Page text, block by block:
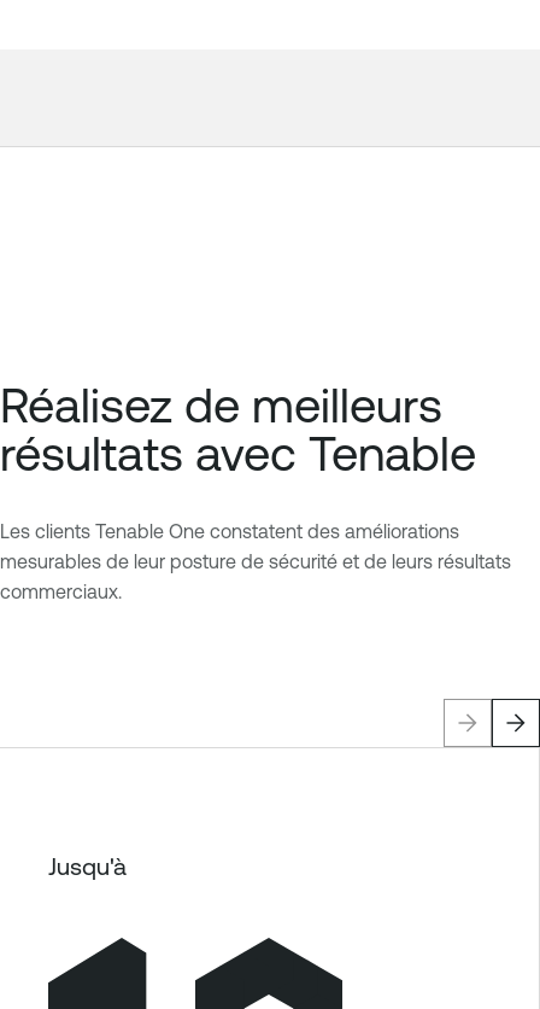
Réalisez de meilleurs
résultats avec Tenable
Les clients Tenable One constatent des améliorations
mesurables de leur posture de sécurité et de leurs résultats
commerciaux.
Jusqu'à